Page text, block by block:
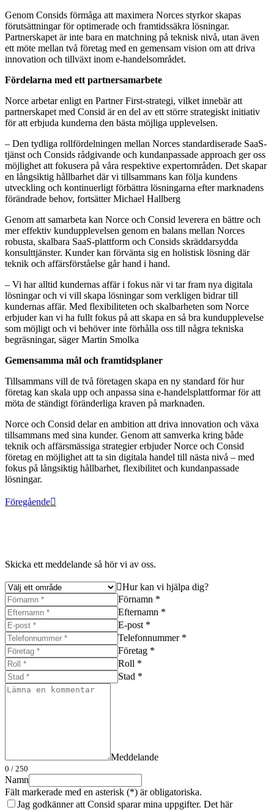
Genom Consids förmåga att maximera Norces styrkor skapas
förutsättningar för optimerade och framtidssäkra lösningar.
Partnerskapet är inte bara en matchning på teknisk nivå, utan även
ett möte mellan två företag med en gemensam vision om att driva
innovation och tillväxt inom e-handelsområdet.
Fördelarna med ett partnersamarbete
Norce arbetar enligt en Partner First-strategi, vilket innebär att
partnerskapet med Consid är en del av ett större strategiskt initiativ
för att erbjuda kunderna den bästa möjliga upplevelsen.
– Den tydliga rollfördelningen mellan Norces standardiserade SaaS-
tjänst och Consids rådgivande och kundanpassade approach ger oss
möjlighet att fokusera på våra respektive expertområden. Det skapar
en långsiktig hållbarhet där vi tillsammans kan följa kundens
utveckling och kontinuerligt förbättra lösningarna efter marknadens
förändrade behov, fortsätter Michael Hallberg
Genom att samarbeta kan Norce och Consid leverera en bättre och
mer effektiv kundupplevelsen genom en balans mellan Norces
robusta, skalbara SaaS-plattform och Consids skräddarsydda
konsulttjänster. Kunder kan förvänta sig en holistisk lösning där
teknik och affärsförståelse går hand i hand.
– Vi har alltid kundernas affär i fokus när vi tar fram nya digitala
lösningar och vi vill skapa lösningar som verkligen bidrar till
kundernas affär. Med flexibiliteten och skalbarheten som Norce
erbjuder kan vi ha fullt fokus på att skapa en så bra kundupplevelse
som möjligt och vi behöver inte förhålla oss till några tekniska
begräsningar, säger Martin Smolka
Gemensamma mål och framtidsplaner
Tillsammans vill de två företagen skapa en ny standard för hur
företag kan skala upp och anpassa sina e-handelsplattformar för att
möta de ständigt föränderliga kraven på marknaden.
Norce och Consid delar en ambition att driva innovation och växa
tillsammans med sina kunder. Genom att samverka kring både
teknik och affärsmässiga strategier erbjuder Norce och Consid
företag en möjlighet att ta sin digitala handel till nästa nivå – med
fokus på långsiktig hållbarhet, flexibilitet och kundanpassade
lösningar.
Föregående
Skicka ett meddelande så hör vi av oss.
Hur kan vi hjälpa dig?
Förnamn *
Efternamn *
E-post *
Telefonnummer *
Företag *
Roll *
Stad *
Meddelande
0 / 250
Namn
Fält markerade med en asterisk (*) är obligatoriska.
Jag godkänner att Consid sparar mina uppgifter. Det här